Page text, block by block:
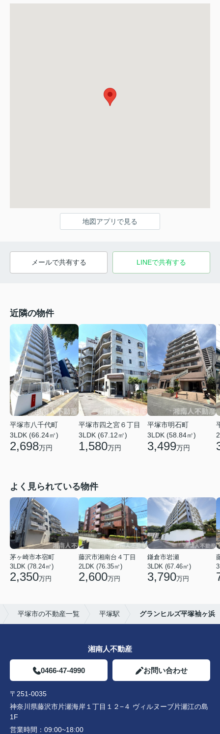
地図アプリで見る
メールで共有する LINEで共有する
近隣の物件
平塚市八千代町
3LDK (66.24㎡)
2,698万円
平塚市四之宮６丁目
3LDK (67.12㎡)
1,580万円
平塚市明石町
3LDK (58.84㎡)
3,499万円
よく見られている物件
茅ヶ崎市本宿町
3LDK (78.24㎡)
2,350万円
藤沢市湘南台４丁目
2LDK (76.35㎡)
2,600万円
鎌倉市岩瀬
3LDK (67.46㎡)
3,790万円
平塚市の不動産一覧 平塚駅 グランヒルズ平塚袖ヶ浜
湘南人不動産
0466-47-4990 お問い合わせ
〒251-0035
神奈川県藤沢市片瀬海岸１丁目１２−４ ヴィルヌーブ片瀬江の島
1F
営業時間： 09:00~18:00